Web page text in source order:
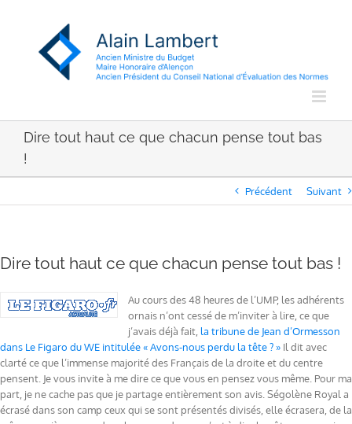
Dire tout haut ce que chacun pense tout bas
!
Précédent Suivant
Dire tout haut ce que chacun pense tout bas !
Au cours des 48 heures de l’UMP, les adhérents
ornais n’ont cessé de m’inviter à lire, ce que
j’avais déjà fait, la tribune de Jean d’Ormesson
dans Le Figaro du WE intitulée « Avons-nous perdu la tête ? » Il dit avec
clarté ce que l’immense majorité des Français de la droite et du centre
pensent. Je vous invite à me dire ce que vous en pensez vous même. Pour ma
part, je ne cache pas que je partage entièrement son avis. Ségolène Royal a
écrasé dans son camp ceux qui se sont présentés divisés, elle écrasera, de la